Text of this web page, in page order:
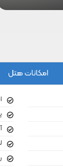
امکانات هتل